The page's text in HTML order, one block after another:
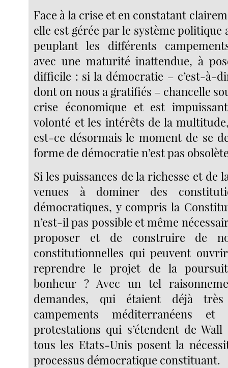
Face à la crise et en constatant
elle est gérée par le système politique
peuplant les différents
avec une maturité inattendue, à
difficile : si la démocratie – c’est-à-
dont on nous a gratifiés – chancelle
crise économique et est
volonté et les intérêts de la
est-ce désormais le moment de se
forme de démocratie n’est pas
Si les puissances de la richesse et de
venues à dominer des
démocratiques, y compris la
n’est-il pas possible et même
proposer et de construire de
constitutionnelles qui peuvent
reprendre le projet de la
bonheur ? Avec un tel
demandes, qui étaient déjà
campements méditerranéens et
protestations qui s’étendent de
tous les Etats-Unis posent la
processus démocratique constituant.